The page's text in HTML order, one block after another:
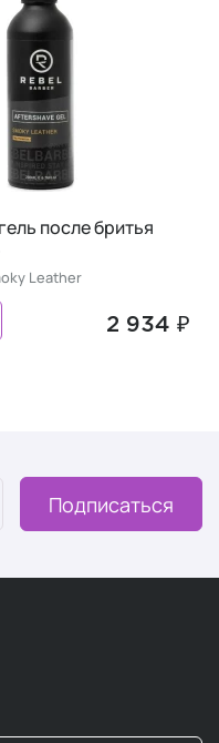
после бритья
Leather
2 934 ₽
Подписаться